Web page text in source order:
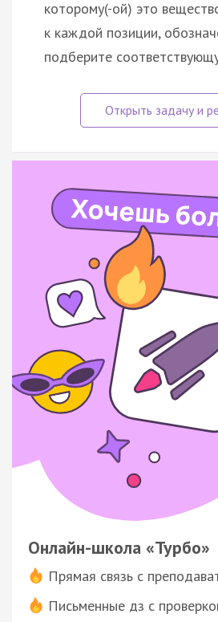
которому(-ой) это
к каждой позиции,
подберите
Онлайн-школа «Турбо»
Прямая связь с
Письменные дз с